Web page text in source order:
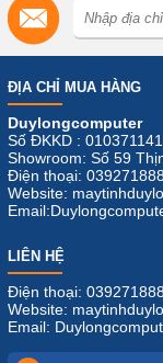
ĐỊA CHỈ MUA HÀNG
Duylongcomputer
Số ĐKKD :
Showroom: Số 59
Điện thoại:
Website:
LIÊN HỆ
Điện thoại:
Website:
Email: